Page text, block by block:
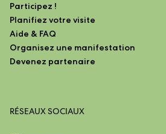
Participez !
Planifiez votre visite
Aide & FAQ
Organisez une manifestation
Devenez partenaire
RÉSEAUX SOCIAUX